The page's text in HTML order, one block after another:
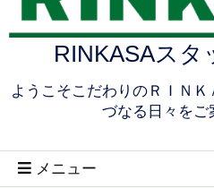
RINKASAスタ
ようこそこだわりのＲＩＮ
づなる日々をご
メニュー